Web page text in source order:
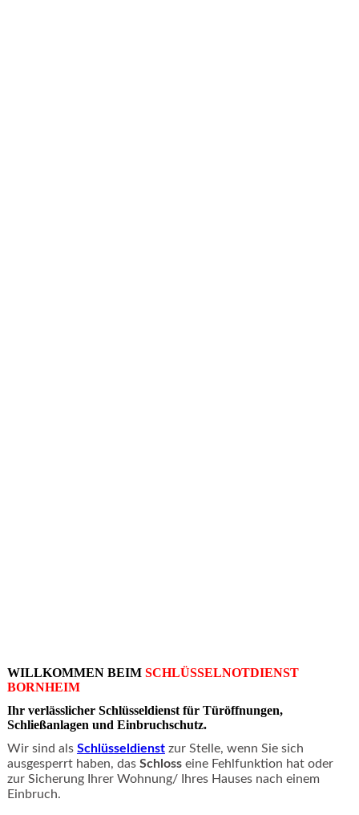
WILLKOMMEN BEIM SCHLÜSSELNOTDIENST
BORNHEIM
Ihr verlässlicher Schlüsseldienst für Türöffnungen,
Schließanlagen und Einbruchschutz.
Wir sind als Schlüsseldienstzur Stelle, wenn Sie sich
ausgesperrt haben, das Schlosseine Fehlfunktion hat oder
zur Sicherung Ihrer Wohnung/ Ihres Hauses nach einem
Einbruch.